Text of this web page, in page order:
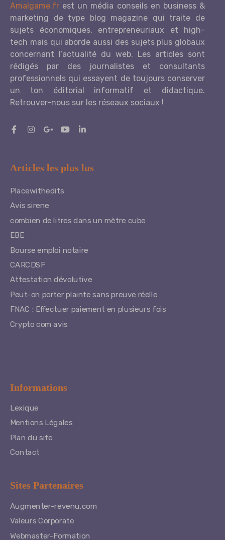
Amalgame.fr est un média conseils en business &
marketing de type blog magazine qui traite de
sujets économiques, entrepreneuriaux et high-
tech mais qui aborde aussi des sujets plus globaux
concernant l’actualité du web. Les articles sont
rédigés par des journalistes et consultants
professionnels qui essayent de toujours conserver
un ton éditorial informatif et didactique.
Retrouver-nous sur les réseaux sociaux !
Articles les plus lus
Placewithedits
Avis sirene
combien de litres dans un mètre cube
EBE
Bourse emploi notaire
CARCDSF
Attestation dévolutive
Peut-on porter plainte sans preuve réelle
FNAC : Effectuer paiement en plusieurs fois
Crypto com avis
Informations
Lexique
Mentions Légales
Plan du site
Contact
Sites Partenaires
Augmenter-revenu.com
Valeurs Corporate
Webmaster-Formation